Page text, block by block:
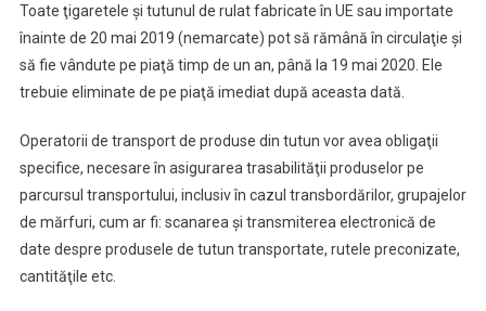
Toate ţigaretele şi tutunul de rulat fabricate în UE sau importate
înainte de 20 mai 2019 (nemarcate) pot să rămână în circulaţie şi
să fie vândute pe piaţă timp de un an, până la 19 mai 2020. Ele
trebuie eliminate de pe piaţă imediat după aceasta dată.
Operatorii de transport de produse din tutun vor avea obligaţii
specifice, necesare în asigurarea trasabilităţii produselor pe
parcursul transportului, inclusiv în cazul transbordărilor, grupajelor
de mărfuri, cum ar fi: scanarea şi transmiterea electronică de
date despre produsele de tutun transportate, rutele preconizate,
cantităţile etc.